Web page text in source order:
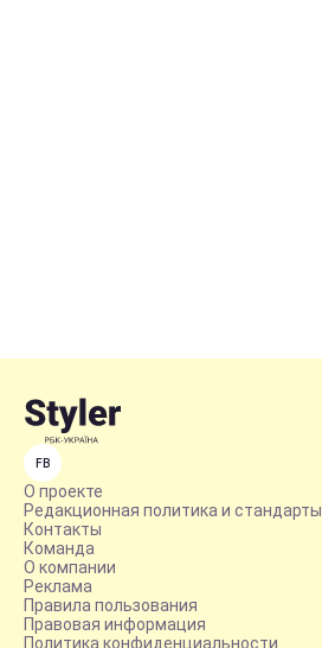
FB
О проекте
Редакционная политика и стандарты
Контакты
Команда
О компании
Реклама
Правила пользования
Правовая информация
Политика конфиденциальности